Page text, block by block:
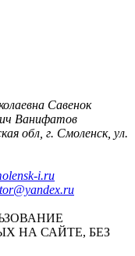
Савенок
Ванифатов
обл, г. Смоленск, ул.
i.ru
НА САЙТЕ, БЕЗ